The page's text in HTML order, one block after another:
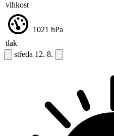
vlhkost
tlak
1021 hPa
středa 12. 8.